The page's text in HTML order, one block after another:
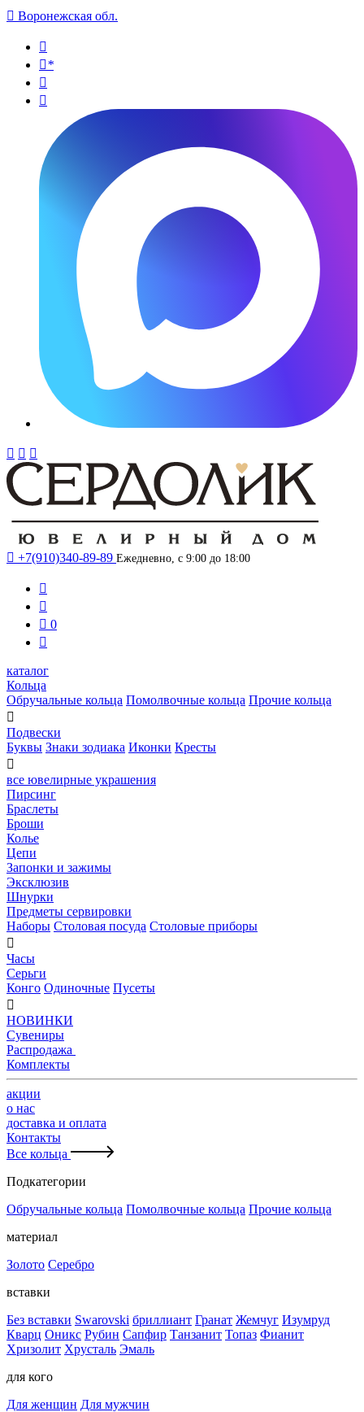
 Воронежская обл.

*


  
 +7(910)340-89-89 Ежедневно, с 9:00 до 18:00


 0

каталог
Кольца
Обручальные кольца Помолвочные кольца Прочие кольца

Подвески
Буквы Знаки зодиака Иконки Кресты

все ювелирные украшения
Пирсинг
Браслеты
Броши
Колье
Цепи
Запонки и зажимы
Эксклюзив
Шнурки
Предметы сервировки
Наборы Столовая посуда Столовые приборы

Часы
Серьги
Конго Одиночные Пусеты

НОВИНКИ
Сувениры
Распродажа
Комплекты
акции
о нас
доставка и оплата
Контакты
Все кольца
Подкатегории
Обручальные кольца Помолвочные кольца Прочие кольца
материал
Золото Серебро
вставки
Без вставки Swarovski бриллиант Гранат Жемчуг Изумруд
Кварц Оникс Рубин Сапфир Танзанит Топаз Фианит
Хризолит Хрусталь Эмаль
для кого
Для женщин Для мужчин